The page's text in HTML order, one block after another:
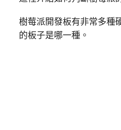
樹莓派開發板有非常多種
的板子是哪一種。